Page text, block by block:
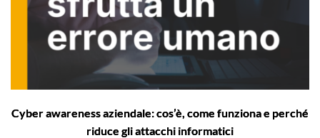
Cyber awareness aziendale: cos’è, come funziona e perché
riduce gli attacchi informatici